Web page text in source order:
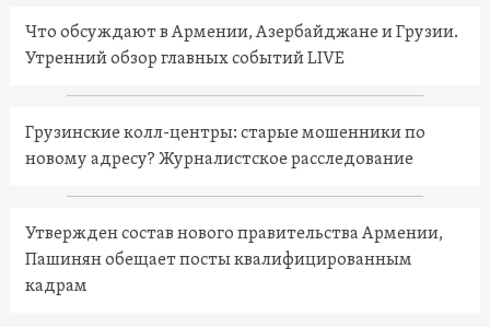
Что обсуждают в Армении, Азербайджане и Грузии.
Утренний обзор главных событий LIVE
Грузинские колл-центры: старые мошенники по
новому адресу? Журналистское расследование
Утвержден состав нового правительства Армении,
Пашинян обещает посты квалифицированным
кадрам